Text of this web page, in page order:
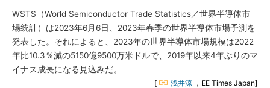
WSTS（World Semiconductor Trade Statistics／世界半導体市
場統計）は2023年6月6日、2023年春季の世界半導体市場予測を
発表した。それによると、2023年の世界半導体市場規模は2022
年比10.3％減の5150億9500万米ドルで、2019年以来4年ぶりのマ
イナス成長になる見込みだ。
[ 浅井涼 ，EE Times Japan]